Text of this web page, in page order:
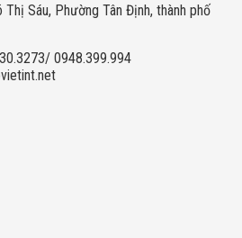
Sáu, Phường Tân Định, thành phố
0948.399.994